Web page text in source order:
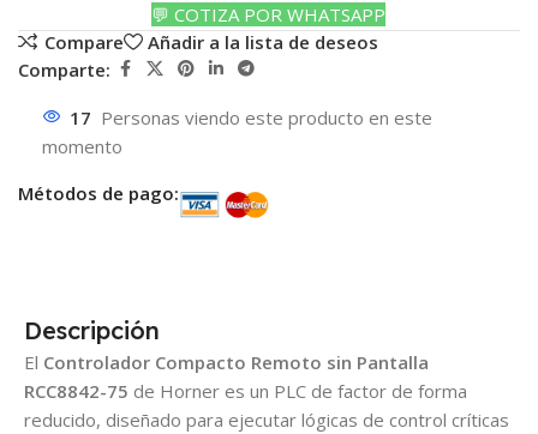
💬 COTIZA POR WHATSAPP
Compare
Añadir a la lista de deseos
Comparte:
17 Personas viendo este producto en este
momento
Métodos de pago:
Descripción
El Controlador Compacto Remoto sin Pantalla
RCC8842-75 de Horner es un PLC de factor de forma
reducido, diseñado para ejecutar lógicas de control críticas